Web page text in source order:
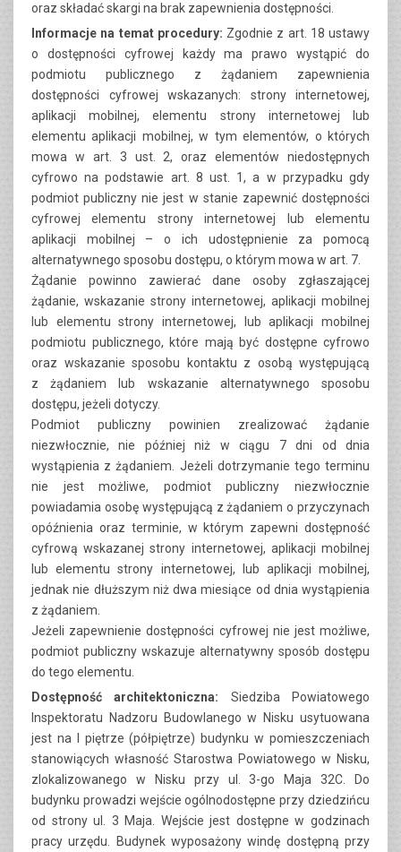
oraz składać skargi na brak zapewnienia dostępności.
Informacje na temat procedury: Zgodnie z art. 18 ustawy
o dostępności cyfrowej każdy ma prawo wystąpić do
podmiotu publicznego z żądaniem zapewnienia
dostępności cyfrowej wskazanych: strony internetowej,
aplikacji mobilnej, elementu strony internetowej lub
elementu aplikacji mobilnej, w tym elementów, o których
mowa w art. 3 ust. 2, oraz elementów niedostępnych
cyfrowo na podstawie art. 8 ust. 1, a w przypadku gdy
podmiot publiczny nie jest w stanie zapewnić dostępności
cyfrowej elementu strony internetowej lub elementu
aplikacji mobilnej – o ich udostępnienie za pomocą
alternatywnego sposobu dostępu, o którym mowa w art. 7.
Żądanie powinno zawierać dane osoby zgłaszającej
żądanie, wskazanie strony internetowej, aplikacji mobilnej
lub elementu strony internetowej, lub aplikacji mobilnej
podmiotu publicznego, które mają być dostępne cyfrowo
oraz wskazanie sposobu kontaktu z osobą występującą
z żądaniem lub wskazanie alternatywnego sposobu
dostępu, jeżeli dotyczy.
Podmiot publiczny powinien zrealizować żądanie
niezwłocznie, nie później niż w ciągu 7 dni od dnia
wystąpienia z żądaniem. Jeżeli dotrzymanie tego terminu
nie jest możliwe, podmiot publiczny niezwłocznie
powiadamia osobę występującą z żądaniem o przyczynach
opóźnienia oraz terminie, w którym zapewni dostępność
cyfrową wskazanej strony internetowej, aplikacji mobilnej
lub elementu strony internetowej, lub aplikacji mobilnej,
jednak nie dłuższym niż dwa miesiące od dnia wystąpienia
z żądaniem.
Jeżeli zapewnienie dostępności cyfrowej nie jest możliwe,
podmiot publiczny wskazuje alternatywny sposób dostępu
do tego elementu.
Dostępność architektoniczna: Siedziba Powiatowego
Inspektoratu Nadzoru Budowlanego w Nisku usytuowana
jest na I piętrze (półpiętrze) budynku w pomieszczeniach
stanowiących własność Starostwa Powiatowego w Nisku,
zlokalizowanego w Nisku przy ul. 3-go Maja 32C. Do
budynku prowadzi wejście ogólnodostępne przy dziedzińcu
od strony ul. 3 Maja. Wejście jest dostępne w godzinach
pracy urzędu. Budynek wyposażony windę dostępną przy